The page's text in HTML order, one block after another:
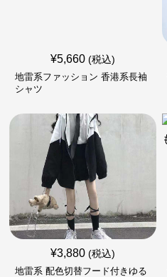
¥5,660 (税込)
地雷系ファッション 香港系長袖
シャツ
¥3,880 (税込)
地雷系 配色切替フード付きゆる